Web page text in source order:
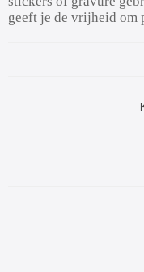
geeft je de vrijheid om